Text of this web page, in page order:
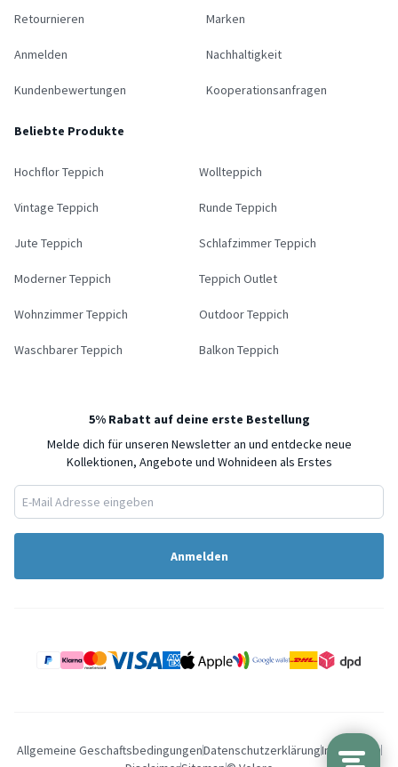
Retournieren
Anmelden
Kundenbewertungen
Marken
Nachhaltigkeit
Kooperationsanfragen
Beliebte Produkte
Hochflor Teppich Wollteppich
Vintage Teppich Runde Teppich
Jute Teppich Schlafzimmer Teppich
Moderner Teppich Teppich Outlet
Wohnzimmer Teppich Outdoor Teppich
Waschbarer Teppich Balkon Teppich
5% Rabatt auf deine erste Bestellung
Melde dich für unseren Newsletter an und entdecke neue
Kollektionen, Angebote und Wohnideen als Erstes
Anmelden
Allgemeine GeschaftsbedingungenDatenschutzerklärungImpressum